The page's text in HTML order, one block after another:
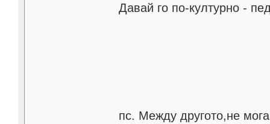
Давай го по-културно -
пс. Между другото,не